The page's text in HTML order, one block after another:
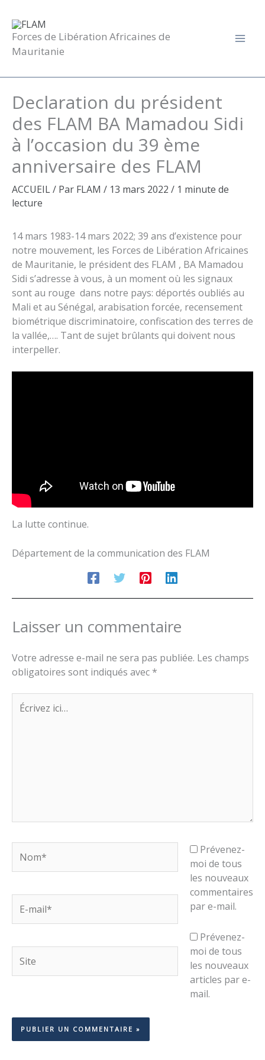
contenu
Forces de Libération Africaines de
Mauritanie
Declaration du président
des FLAM BA Mamadou Sidi
à l’occasion du 39 ème
anniversaire des FLAM
ACCUEIL/ Par FLAM / 13 mars 2022 / 1 minute de
lecture
14 mars 1983-14 mars 2022; 39 ans d’existence pour
notre mouvement, les Forces de Libération Africaines
de Mauritanie, le président des FLAM , BA Mamadou
Sidi s’adresse à vous, à un moment où les signaux
sont au rouge dans notre pays: déportés oubliés au
Mali et au Sénégal, arabisation forcée, recensement
biométrique discriminatoire, confiscation des terres de
la vallée,…. Tant de sujet brûlants qui doivent nous
interpeller.
La lutte continue.
Département de la communication des FLAM
Laisser un commentaire
Votre adresse e-mail ne sera pas publiée. Les champs
obligatoires sont indiqués avec *
Écrivez
ici…
mail*
Prévenez-
moi de tous
les nouveaux
commentaires
par e-mail.
Prévenez-
moi de tous
les nouveaux
articles par e-
mail.